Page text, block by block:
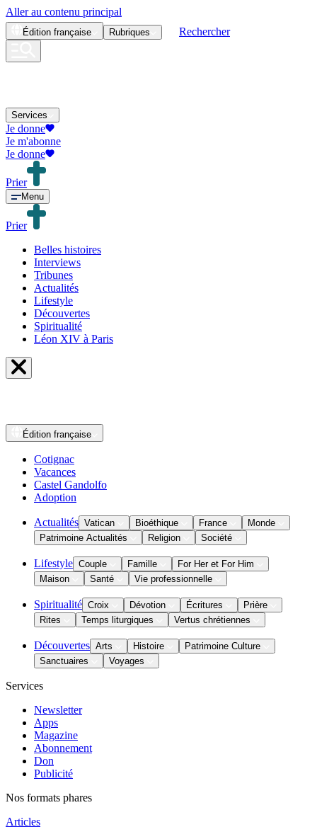
Aller au contenu principal
Édition française Rubriques Rechercher
Services
Je donne
Je m'abonne
Je donne
Prier
Menu
Prier
Belles histoires
Interviews
Tribunes
Actualités
Lifestyle
Découvertes
Spiritualité
Léon XIV à Paris
Édition française
Cotignac
Vacances
Castel Gandolfo
Adoption
Actualités Vatican Bioéthique France
Monde
Patrimoine Actualités
Religion Société
Lifestyle Couple Famille
For Her et For Him
Maison
Santé Vie professionnelle
Spiritualité Croix Dévotion Écritures
Prière
Rites
Temps liturgiques Vertus chrétiennes
Découvertes Arts Histoire
Patrimoine Culture
Sanctuaires
Voyages
Services
Newsletter
Apps
Magazine
Abonnement
Don
Publicité
Nos formats phares
Articles